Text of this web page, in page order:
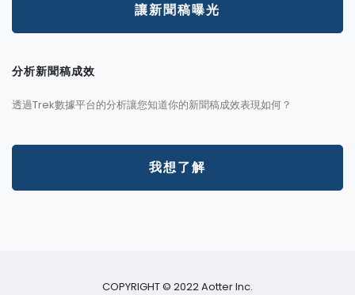
讓新聞稿曝光
分析新聞稿成效
透過Trek數據平台的分析讓您知道你的新聞稿成效表現如何？
我想了解
COPYRIGHT © 2022 Aotter Inc.